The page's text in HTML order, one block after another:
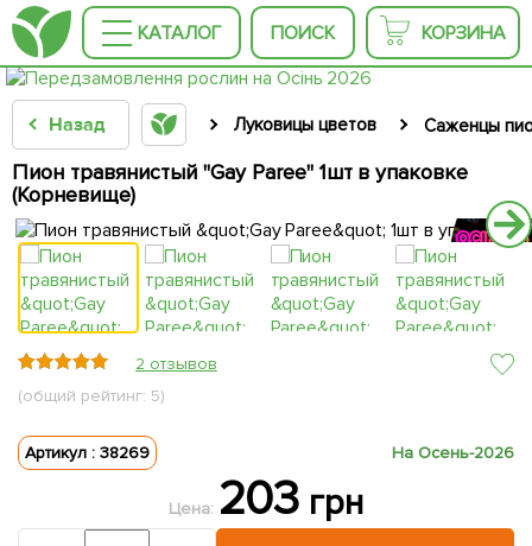
КАТАЛОГ ПОИСК КОРЗИНА
Назад Луковицы цветов Саженцы
Пион травянистый "Gay Paree" 1шт в упаковке
(Корневище)
2 отзывов
(общий рейтинг: 5)
Артикул : 38269 На Осень-2026
Цена: 203 грн